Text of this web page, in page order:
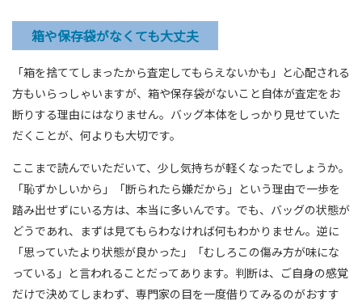
箱や保存袋がなくても大丈夫
「箱を捨ててしまったから査定してもらえないかも」と心配される
方もいらっしゃいますが、箱や保存袋がないこと自体が査定をお
断りする理由にはなりません。バッグ本体をしっかり見せていた
だくことが、何よりも大切です。
ここまで読んでいただいて、少し気持ちが軽くなったでしょうか。
「恥ずかしいから」「断られたら嫌だから」という理由で一歩を
踏み出せずにいる方は、本当に多いんです。でも、バッグの状態が
どうであれ、まずは見てもらわなければ何もわかりません。逆に
「思っていたより状態が良かった」「むしろこの傷み方が味にな
っている」と言われることだってあります。判断は、ご自身の感覚
だけで決めてしまわず、専門家の目を一度借りてみるのがおすす